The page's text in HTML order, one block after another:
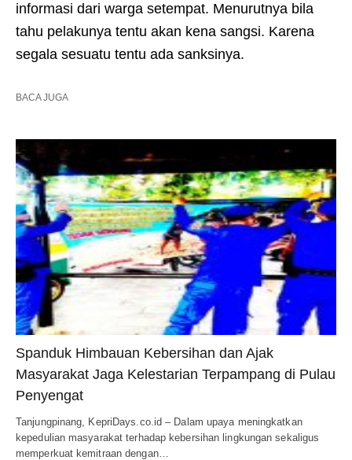
informasi dari warga setempat. Menurutnya bila
tahu pelakunya tentu akan kena sangsi. Karena
segala sesuatu tentu ada sanksinya.
BACA JUGA
Spanduk Himbauan Kebersihan dan Ajak
Masyarakat Jaga Kelestarian Terpampang di Pulau
Penyengat
Tanjungpinang, KepriDays.co.id – Dalam upaya meningkatkan
kepedulian masyarakat terhadap kebersihan lingkungan sekaligus
memperkuat kemitraan dengan…